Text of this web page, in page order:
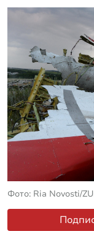
Фото: Ria Novosti/